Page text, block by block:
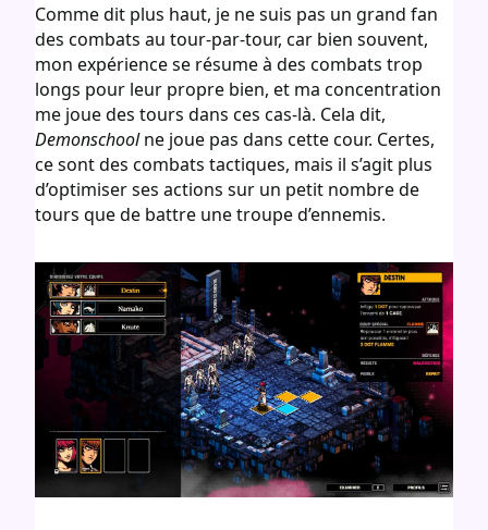
Comme dit plus haut, je ne suis pas un grand fan
des combats au tour-par-tour, car bien souvent,
mon expérience se résume à des combats trop
longs pour leur propre bien, et ma concentration
me joue des tours dans ces cas-là. Cela dit,
Demonschoolne joue pas dans cette cour. Certes,
ce sont des combats tactiques, mais il s’agit plus
d’optimiser ses actions sur un petit nombre de
tours que de battre une troupe d’ennemis.